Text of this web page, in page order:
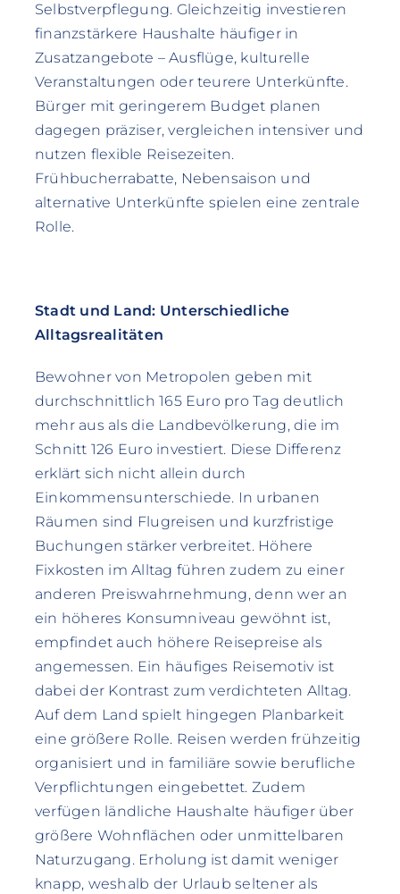
Selbstverpflegung. Gleichzeitig investieren
finanzstärkere Haushalte häufiger in
Zusatzangebote – Ausflüge, kulturelle
Veranstaltungen oder teurere Unterkünfte.
Bürger mit geringerem Budget planen
dagegen präziser, vergleichen intensiver und
nutzen flexible Reisezeiten.
Frühbucherrabatte, Nebensaison und
alternative Unterkünfte spielen eine zentrale
Rolle.
Stadt und Land: Unterschiedliche
Alltagsrealitäten
Bewohner von Metropolen geben mit
durchschnittlich 165 Euro pro Tag deutlich
mehr aus als die Landbevölkerung, die im
Schnitt 126 Euro investiert. Diese Differenz
erklärt sich nicht allein durch
Einkommensunterschiede. In urbanen
Räumen sind Flugreisen und kurzfristige
Buchungen stärker verbreitet. Höhere
Fixkosten im Alltag führen zudem zu einer
anderen Preiswahrnehmung, denn wer an
ein höheres Konsumniveau gewöhnt ist,
empfindet auch höhere Reisepreise als
angemessen. Ein häufiges Reisemotiv ist
dabei der Kontrast zum verdichteten Alltag.
Auf dem Land spielt hingegen Planbarkeit
eine größere Rolle. Reisen werden frühzeitig
organisiert und in familiäre sowie berufliche
Verpflichtungen eingebettet. Zudem
verfügen ländliche Haushalte häufiger über
größere Wohnflächen oder unmittelbaren
Naturzugang. Erholung ist damit weniger
knapp, weshalb der Urlaub seltener als